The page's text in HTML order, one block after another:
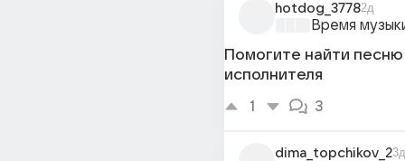
hotdog_37782д
Время
Помогите найти песню
исполнителя
1
3
dima_topchikov_23д